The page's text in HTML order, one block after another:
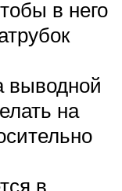
в него
выводной
на
в